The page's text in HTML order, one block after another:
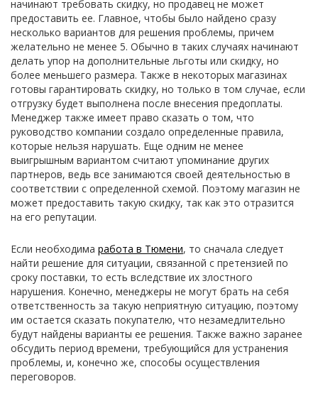
начинают требовать скидку, но продавец не может
предоставить ее. Главное, чтобы было найдено сразу
несколько вариантов для решения проблемы, причем
желательно не менее 5. Обычно в таких случаях начинают
делать упор на дополнительные льготы или скидку, но
более меньшего размера. Также в некоторых магазинах
готовы гарантировать скидку, но только в том случае, если
отгрузку будет выполнена после внесения предоплаты.
Менеджер также имеет право сказать о том, что
руководство компании создало определенные правила,
которые нельзя нарушать. Еще одним не менее
выигрышным вариантом считают упоминание других
партнеров, ведь все занимаются своей деятельностью в
соответствии с определенной схемой. Поэтому магазин не
может предоставить такую скидку, так как это отразится
на его репутации.
Если необходима работа в Тюмени, то сначала следует
найти решение для ситуации, связанной с претензией по
сроку поставки, то есть вследствие их злостного
нарушения. Конечно, менеджеры не могут брать на себя
ответственность за такую неприятную ситуацию, поэтому
им остается сказать покупателю, что незамедлительно
будут найдены варианты ее решения. Также важно заранее
обсудить период времени, требующийся для устранения
проблемы, и, конечно же, способы осуществления
переговоров.